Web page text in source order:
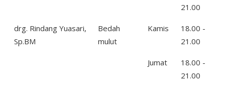
21.00
drg. Rindang Yuasari,
Sp.BM
Bedah
mulut
Kamis
18.00 -
21.00
Jumat
18.00 -
21.00